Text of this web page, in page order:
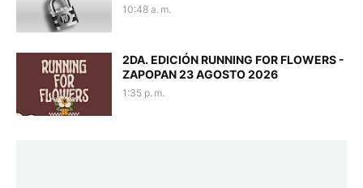
10:48 a. m.
2DA. EDICIÓN RUNNING FOR FLOWERS -
ZAPOPAN 23 AGOSTO 2026
1:35 p. m.